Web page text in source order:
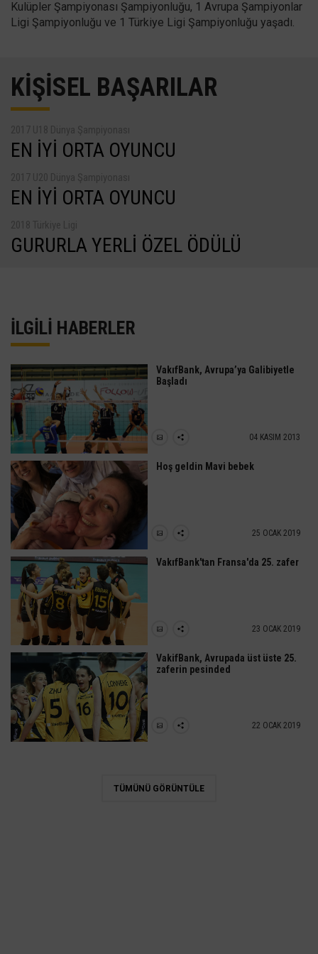
Kulüpler Şampiyonası Şampiyonluğu, 1 Avrupa Şampiyonlar
Ligi Şampiyonluğu ve 1 Türkiye Ligi Şampiyonluğu yaşadı.
KİŞİSEL BAŞARILAR
EN İYI ORTA OYUNCU
EN İYI ORTA OYUNCU
GURURLA YERLI ÖZEL ÖDÜLÜ
İLGİLİ HABERLER
04 KASIM 2013
VakıfBank, Avrupa’ya Galibiyetle
Başladı
25 OCAK 2019
Hoş geldin Mavi bebek
23 OCAK 2019
VakıfBank'tan Fransa'da 25. zafer
22 OCAK 2019
VakifBank, Avrupada üst üste 25.
zaferin pesinded
TÜMÜNÜ GÖRÜNTÜLE